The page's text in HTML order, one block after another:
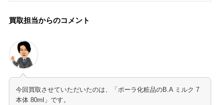
買取担当からのコメント
今回買取させていただいたのは、「ポーラ化粧品のB.A ミルク 7
本体 80ml」です。